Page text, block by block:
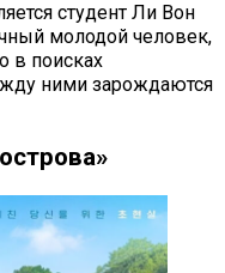
студент Ли Вон
молодой человек,
в поисках
ними зарождаются